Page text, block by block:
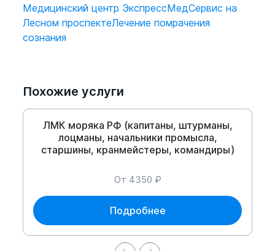
Медицинский центр ЭкспрессМедСервис на
Лесном проспектеЛечение помрачения
сознания
Похожие услуги
ЛМК моряка РФ (капитаны, штурманы,
лоцманы, начальники промысла,
старшины, кранмейстеры, командиры)
От 4350 ₽
Подробнее